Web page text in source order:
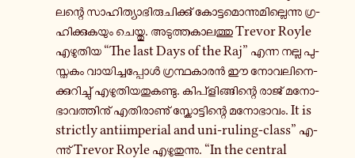
ല­ന്റെ സാ­ഹി­ത്യാ­ഭി­രു­ചി­ക്കു് കോ­ട്ട­മൊ­ന്നു­മി­ല്ലെ­ന്നു ഗ്ര­
ഹി­ക്കു­ക­യും ചെ­യ്തു. അ­ടു­ത്ത­കാ­ല­ത്തു Trevor Royle
എ­ഴു­തി­യ “The last Days of the Raj” എന്ന നല്ല പു­
സ്ത­കം വാ­യി­ച്ച­പ്പോൾ ഗ്ര­ന്ഥ­കാ­രൻ ഈ നോ­വ­ലി­നെ­
ക്കു­റി­ച്ചു് എ­ഴു­തി­യ­തു­ക­ണ്ടു. കി­പ്ളി­ങ്ങി­ന്റെ രാജ് മ­നോ­
ഭാ­വ­ത്തി­നു് എ­തി­രാ­ണു് സ്കോ­ട്ടി­ന്റെ മ­നോ­ഭാ­വം. It is
strictly antiimperial and uni-​ruling-class” എ­
ന്നു് Trevor Royle എ­ഴു­തു­ന്നു. “In the central